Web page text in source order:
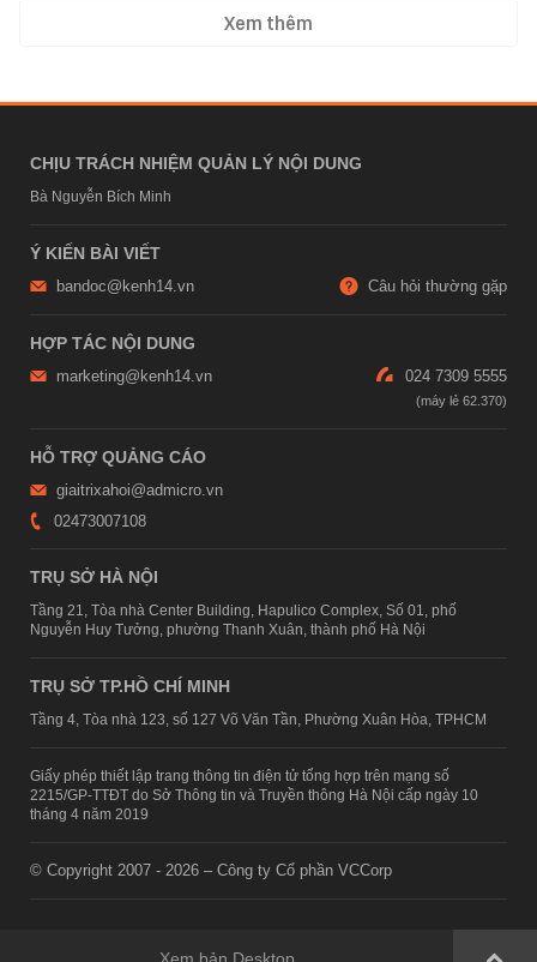
Xem thêm
CHỊU TRÁCH NHIỆM QUẢN LÝ NỘI DUNG
Bà Nguyễn Bích Minh
Ý KIẾN BÀI VIẾT
bandoc@kenh14.vn Câu hỏi thường gặp
HỢP TÁC NỘI DUNG
marketing@kenh14.vn 024 7309 5555
HỖ TRỢ QUẢNG CÁO
giaitrixahoi@admicro.vn
02473007108
TRỤ SỞ HÀ NỘI
Tầng 21, Tòa nhà Center Building, Hapulico Complex, Số 01, phố
Nguyễn Huy Tưởng, phường Thanh Xuân, thành phố Hà Nội
TRỤ SỞ TP.HỒ CHÍ MINH
Tầng 4, Tòa nhà 123, số 127 Võ Văn Tần, Phường Xuân Hòa, TPHCM
Giấy phép thiết lập trang thông tin điện tử tổng hợp trên mạng số
2215/GP-TTĐT do Sở Thông tin và Truyền thông Hà Nội cấp ngày 10
tháng 4 năm 2019
© Copyright 2007 - 2026 – Công ty Cổ phần VCCorp
Xem bản Desktop